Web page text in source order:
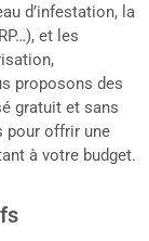
d’infestation, la
et les
proposons des
gratuit et sans
pour offrir une
à votre budget.